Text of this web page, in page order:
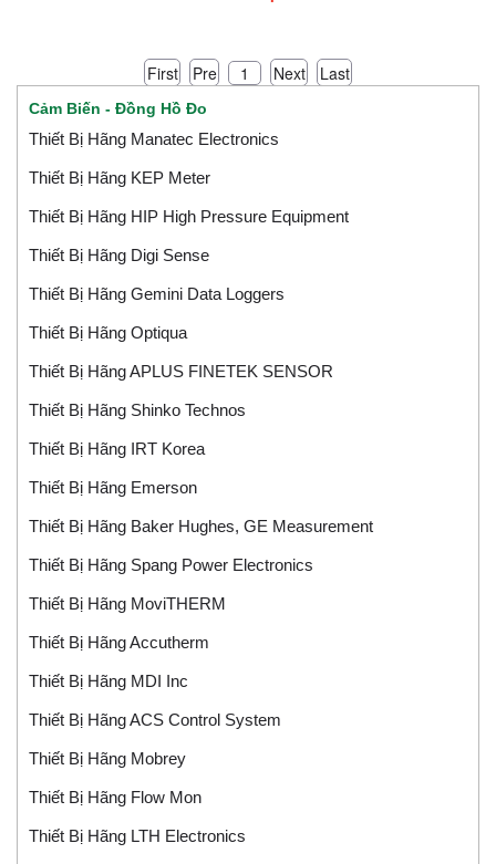
First Pre 1 Next Last
Cảm Biến - Đồng Hồ Đo
Thiết Bị Hãng Manatec Electronics
Thiết Bị Hãng KEP Meter
Thiết Bị Hãng HIP High Pressure Equipment
Thiết Bị Hãng Digi Sense
Thiết Bị Hãng Gemini Data Loggers
Thiết Bị Hãng Optiqua
Thiết Bị Hãng APLUS FINETEK SENSOR
Thiết Bị Hãng Shinko Technos
Thiết Bị Hãng IRT Korea
Thiết Bị Hãng Emerson
Thiết Bị Hãng Baker Hughes, GE Measurement
Thiết Bị Hãng Spang Power Electronics
Thiết Bị Hãng MoviTHERM
Thiết Bị Hãng Accutherm
Thiết Bị Hãng MDI Inc
Thiết Bị Hãng ACS Control System
Thiết Bị Hãng Mobrey
Thiết Bị Hãng Flow Mon
Thiết Bị Hãng LTH Electronics